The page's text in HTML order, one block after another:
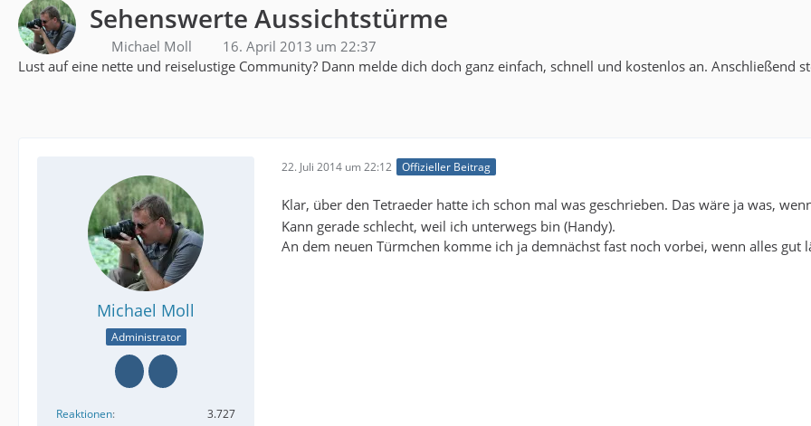
Sehenswerte Aussichtstürme
Michael Moll
16. April 2013 um 22:37
Lust auf eine nette und reiselustige Community? Dann melde dich doch ganz einfach, schnell und kostenlos an. Anschließend
Michael Moll
Administrator
Reaktionen
3.727
22. Juli 2014 um 22:12 Offizieller Beitrag
Klar, über den Tetraeder hatte ich schon mal was geschrieben. Das wäre ja was,
Kann gerade schlecht, weil ich unterwegs bin (Handy).
An dem neuen Türmchen komme ich ja demnächst fast noch vorbei, wenn alles